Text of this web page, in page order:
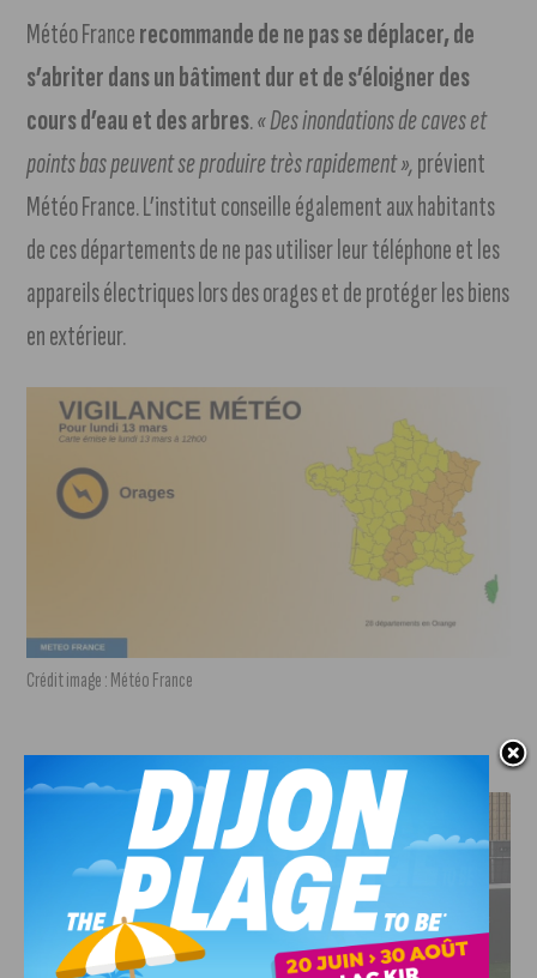
Météo Francerecommande de ne pas se déplacer, de
s’abriter dans un bâtiment dur et de s’éloigner des
cours d’eau et des arbres.« Des inondations de caves et
points bas peuvent se produire très rapidement »,prévient
Météo France. L’institut conseille également aux habitants
de ces départements de ne pas utiliser leur téléphone et les
appareils électriques lors des orages et de protéger les biens
en extérieur.
Crédit image : Météo France
J'AIME LE DFCO